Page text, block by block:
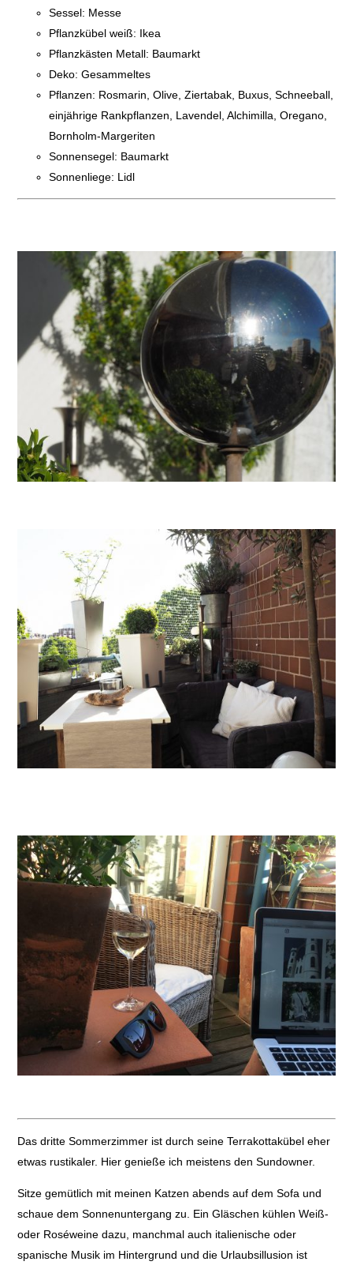
Sessel: Messe
Pflanzkübel weiß: Ikea
Pflanzkästen Metall: Baumarkt
Deko: Gesammeltes
Pflanzen: Rosmarin, Olive, Ziertabak, Buxus, Schneeball,
einjährige Rankpflanzen, Lavendel, Alchimilla, Oregano,
Bornholm-Margeriten
Sonnensegel: Baumarkt
Sonnenliege: Lidl
Das dritte Sommerzimmer ist durch seine Terrakottakübel eher
etwas rustikaler. Hier genieße ich meistens den Sundowner.
Sitze gemütlich mit meinen Katzen abends auf dem Sofa und
schaue dem Sonnenuntergang zu. Ein Gläschen kühlen Weiß-
oder Roséweine dazu, manchmal auch italienische oder
spanische Musik im Hintergrund und die Urlaubsillusion ist